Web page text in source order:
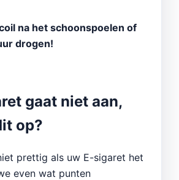
na het schoonspoelen of
drogen!
gaat niet aan,
op?
prettig als uw E-sigaret het
even wat punten